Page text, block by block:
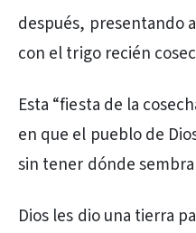
después, presentando
con el trigo recién
Esta “fiesta de la
en que el pueblo de
sin tener dónde
Dios les dio una tierra